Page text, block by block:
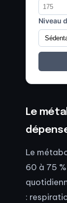
Niveau
Le
Le
60 à 75
: